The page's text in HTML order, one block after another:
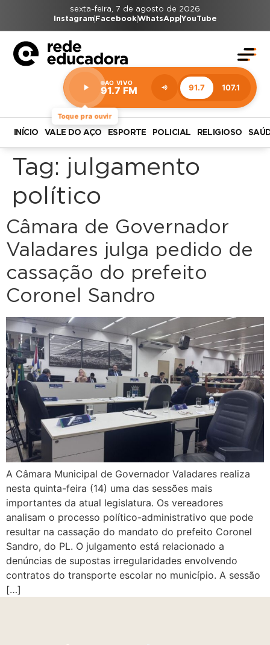
sexta-feira, 7 de agosto de 2026
Instagram FacebookWhatsAppYouTube
Toque pra ouvir
AO VIVO
91.7 FM 91.7 107.1
Estação:
91.7
FM
INÍCIO VALE DO AÇO ESPORTE POLICIAL RELIGIOSO
Tag: julgamento
político
Câmara de Governador
Valadares julga pedido de
cassação do prefeito
Coronel Sandro
A Câmara Municipal de Governador Valadares realiza
nesta quinta-feira (14) uma das sessões mais
importantes da atual legislatura. Os vereadores
analisam o processo político-administrativo que pode
resultar na cassação do mandato do prefeito Coronel
Sandro, do PL. O julgamento está relacionado a
denúncias de supostas irregularidades envolvendo
contratos do transporte escolar no município. A sessão
[…]